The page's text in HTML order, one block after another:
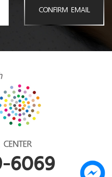
CONFIRM EMAIL
6069